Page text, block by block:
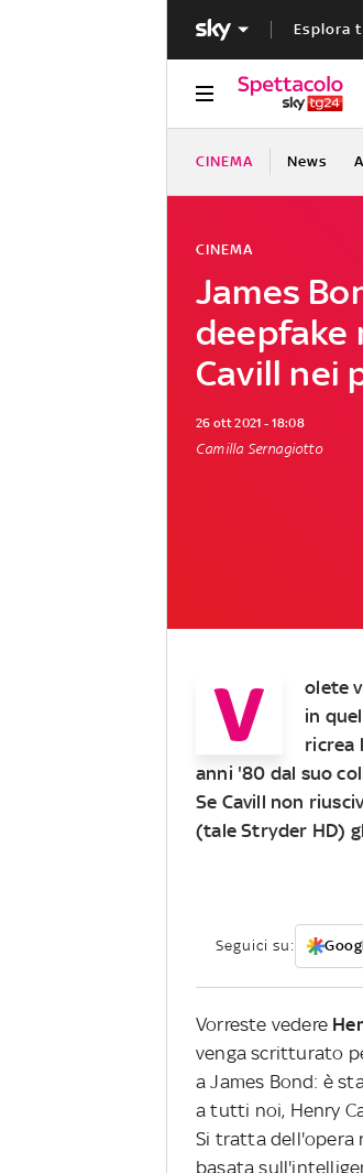
Esplora
CINEMA News
James
deepfake
Cavill nei
CINEMA
26 ott 2021 - 18:08
Camilla Sernagiotto
V
olete
in
ricrea
anni '80 dal suo
Se Cavill non
(tale Stryder HD)
Seguici su:
Vorreste vedere
venga scritturato
a James Bond: è
a tutti noi, Henry
Si tratta dell'opera
basata